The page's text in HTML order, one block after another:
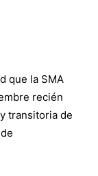
que la SMA
recién
transitoria de